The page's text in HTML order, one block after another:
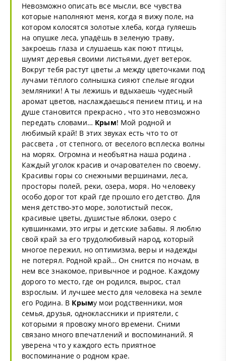
Невозможно описать все мысли, все чувства
которые наполняют меня, когда я вижу поле, на
котором колосятся золотые хлеба, когда гуляешь
на опушке леса, упадёшь в зеленую траву,
закроешь глаза и слушаешь как поют птицы,
шумят деревья своими листьями, дует ветерок.
Вокруг тебя растут цветы ,а между цветочками под
лучами тёплого солнышка сияют спелые ягодки
земляники! А ты лежишь и вдыхаешь чудесный
аромат цветов, наслаждаешься пением птиц, и на
душе становится прекрасно , что это невозможно
передать словами… Крым! Мой родной и
любимый край! В этих звуках есть что то от
рассвета , от степного, от веселого всплеска волны
на морях. Огромна и необъятна наша родина .
Каждый уголок красив и очарователен по своему.
Красивы горы со снежными вершинами, леса,
просторы полей, реки, озера, моря. Но человеку
особо дорог тот край где прошло его детство. Для
меня детство-это море, золотистый песок,
красивые цветы, душистые яблоки, озеро с
кувшинками, это игры и детские забавы. Я люблю
свой край за его трудолюбивый народ, который
многое пережил, но оптимизма, веры и надежды
не потерял. Родной край… Он снится по ночам, в
нем все знакомое, привычное и родное. Каждому
дорого то место, где он родился, вырос, стал
взрослым. И лучшее место для человека на земле
его Родина. В Крыму мои родственники, моя
семья, друзья, одноклассники и приятели, с
которыми я провожу много времени. Сними
связано много впечатлений и воспоминаний. Я
уверена что у каждого есть приятное
воспоминание о родном крае.